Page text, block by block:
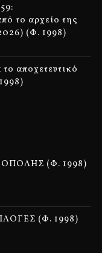
το αρχείο της
(Φ. 1998)
αποχετευτικό
(Φ. 1998)
(Φ. 1998)